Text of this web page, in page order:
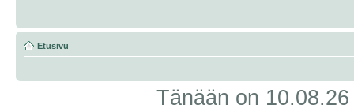
Etusivu
Tänään on